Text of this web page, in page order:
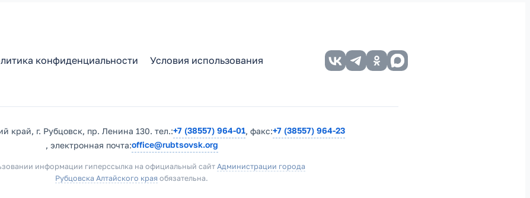
конфиденциальности Условия использования
край, г. Рубцовск, пр. Ленина 130. тел.:+7 (38557) 964-01, факс:+7 (38557) 964-23
, электронная почта:office@rubtsovsk.org
информации гиперссылка на официальный сайт Администрации города
Рубцовска Алтайского края обязательна.